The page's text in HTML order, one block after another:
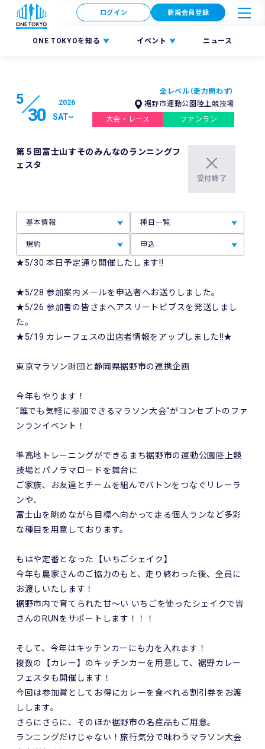
ONE TOKYOを知る イベント ニュース
ログイン 新規会員登録
5
30
2026
SAT~
全レベル（走力問わず）
裾野市運動公園陸上競技場
大会・レース
ファンラン
第５回富士山すそのみんなのランニングフ
ェスタ
受付終了
基本情報 種目一覧
規約 申込
★5/30 本日予定通り開催したします‼︎
★5/28 参加案内メールを申込者へお送りしました。
★5/26 参加者の皆さまへアスリートビブスを発送しまし
た。
★5/19 カレーフェスの出店者情報をアップしました!!★
東京マラソン財団と静岡県裾野市の連携企画
今年もやります！
“誰でも気軽に参加できるマラソン大会“がコンセプトのファ
ンランイベント！
準高地トレーニングができるまち裾野市の運動公園陸上競
技場とパノラマロードを舞台に
ご家族、お友達とチームを組んでバトンをつなぐリレーラ
ンや、
富士山を眺めながら目標へ向かって走る個人ランなど多彩
な種目を用意しております。
もはや定番となった【いちごシェイク】
今年も農家さんのご協力のもと、走り終わった後、全員に
お渡しいたします！
裾野市内で育てられた甘～い いちごを使ったシェイクで皆
さんのRUNをサポートします！！！
そして、今年はキッチンカーにも力を入れます！
複数の【カレー】のキッチンカーを用意して、裾野カレー
フェスタも開催します！
今回は参加賞としてお得にカレーを食べれる割引券をお渡
しします。
さらにさらに、そのほか裾野市の名産品もご用意。
ランニングだけじゃない！旅行気分で味わうマラソン大会